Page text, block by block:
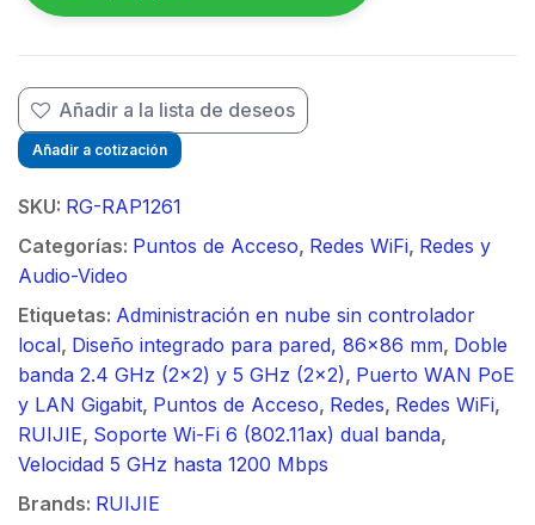
Añadir a la lista de deseos
Añadir a cotización
SKU: RG-RAP1261
Categorías: Puntos de Acceso, Redes WiFi, Redes y
Audio-Video
Etiquetas: Administración en nube sin controlador
local, Diseño integrado para pared, 86x86 mm, Doble
banda 2.4 GHz (2x2) y 5 GHz (2x2), Puerto WAN PoE
y LAN Gigabit, Puntos de Acceso, Redes, Redes WiFi,
RUIJIE, Soporte Wi-Fi 6 (802.11ax) dual banda,
Velocidad 5 GHz hasta 1200 Mbps
Brands: RUIJIE